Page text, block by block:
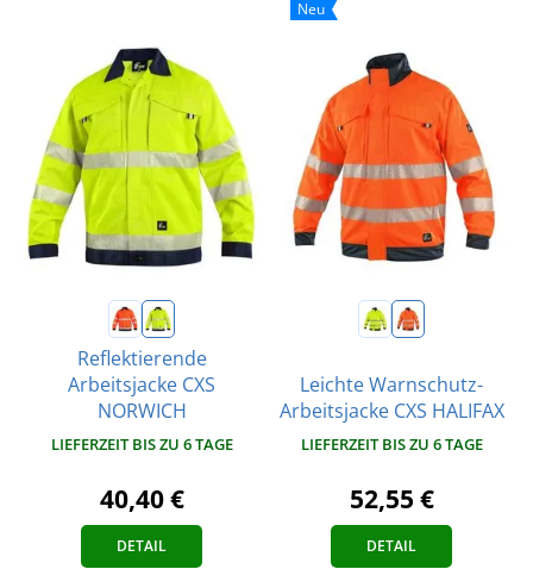
Reflektierende
Arbeitsjacke CXS
NORWICH
LIEFERZEIT BIS ZU 6 TAGE
40,40 €
DETAIL
Neu
Leichte Warnschutz-
Arbeitsjacke CXS HALIFAX
LIEFERZEIT BIS ZU 6 TAGE
52,55 €
DETAIL